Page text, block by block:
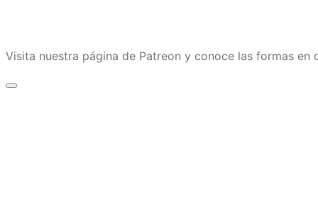
Visita nuestra página de Patreon y conoce las formas en